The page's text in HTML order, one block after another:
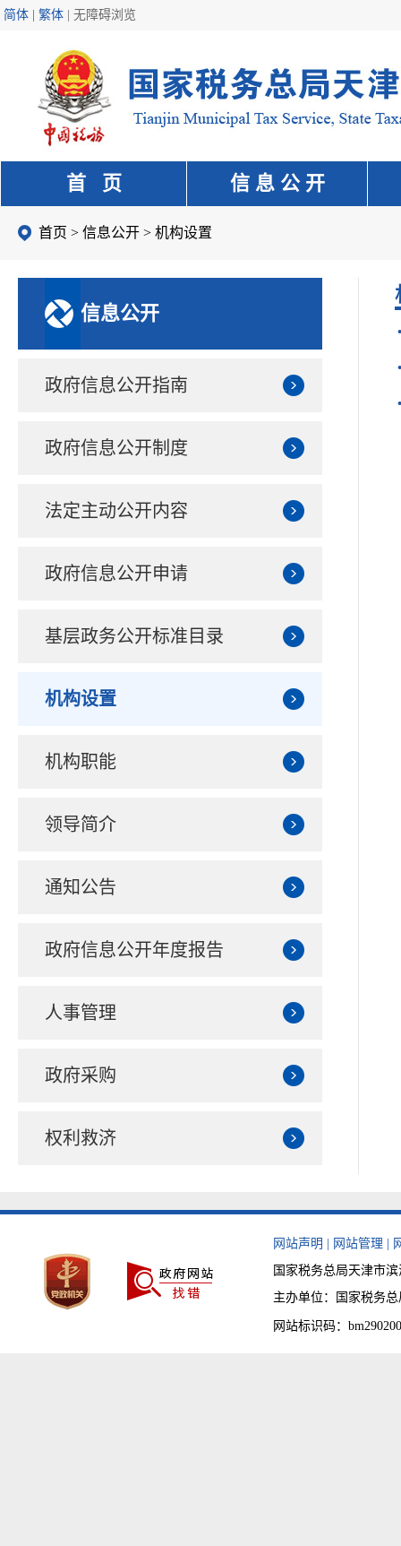
简体 | 繁体 无障碍浏览
首 页 信 息 公 开
首页 > 信息公开 > 机构设置
信息公开
政府信息公开指南
政府信息公开制度
法定主动公开内容
政府信息公开申请
基层政务公开标准目录
机构设置
机构职能
领导简介
通知公告
政府信息公开年度报告
人事管理
政府采购
权利救济
网站声明 网站管理
国家税务总局天津市
主办单位：国家税务总
网站标识码：